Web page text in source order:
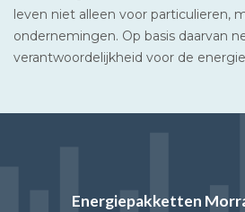
leven niet alleen voor particulieren,
ondernemingen. Op basis daarvan
verantwoordelijkheid voor de
Energiepakketten